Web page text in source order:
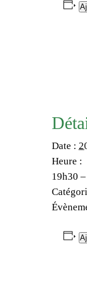
Date :
Heure :
19h30